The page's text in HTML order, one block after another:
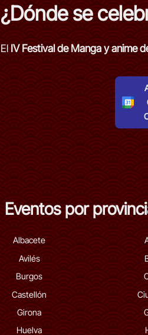
¿Dónde se
El IV Festival de Manga y anime
Eventos por
Albacete
Avilés
Burgos
Castellón
Girona
Huelva